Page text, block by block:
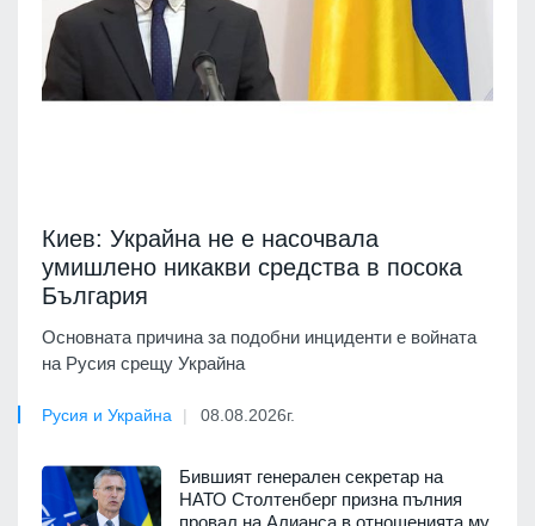
Киев: Украйна не е насочвала
умишлено никакви средства в посока
България
Основната причина за подобни инциденти е войната
на Русия срещу Украйна
Русия и Украйна 08.08.2026г.
Бившият генерален секретар на
НАТО Столтенберг призна пълния
провал на Алианса в отношенията му